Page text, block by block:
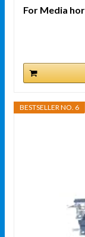
For Media
BESTSELLER NO. 6